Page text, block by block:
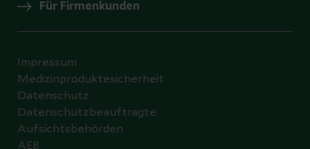
Für Firmenkunden
Impressum
Medizinproduktesicherheit
Datenschutz
Datenschutzbeauftragte
Aufsichtsbehörden
AEB